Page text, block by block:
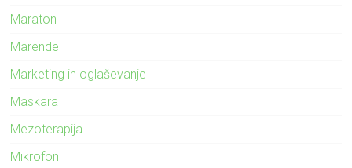
Maraton
Marende
Marketing in oglaševanje
Maskara
Mezoterapija
Mikrofon